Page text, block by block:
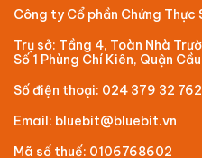
Công ty Cổ phần Chứng Thực
Trụ sở: Tầng 4, Toàn Nhà
Số 1 Phùng Chí Kiên, Quận
Số điện thoại: 024 379 32 762
Email: bluebit@bluebit.vn
Mã số thuế: 0106768602